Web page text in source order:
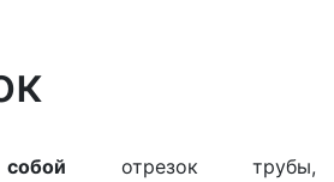
отрезок трубы,